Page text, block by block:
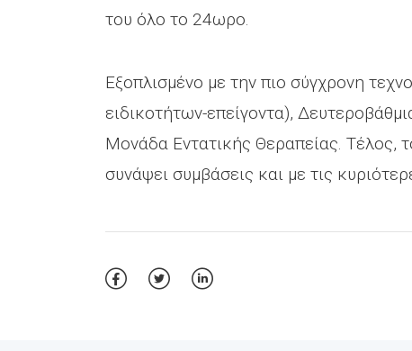
του όλο το 24ωρο.
Εξοπλισμένο με την πιο σύγχρονη
ειδικοτήτων-επείγοντα),
Μονάδα Εντατικής Θεραπείας. Τέλος,
συνάψει συμβάσεις και με τις